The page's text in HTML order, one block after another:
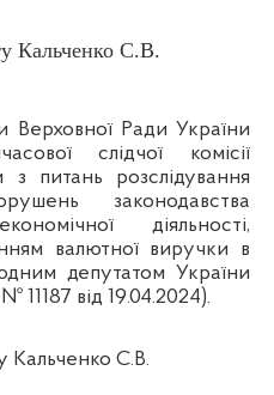
Кальченко С.В.
Ради України
слідчої комісії
з питань розслідування
законодавства
діяльності,
валютної виручки в
депутатом України
від 19.04.2024).
Кальченко С.В.